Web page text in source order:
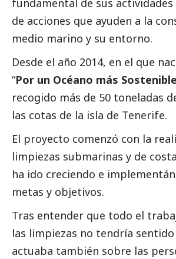
fundamental de sus
de acciones que ayuden a la
medio marino y su entorno.
Desde el año 2014, en el que
“Por un Océano más Sostenible
recogido más de 50 toneladas
las cotas de la isla de Tenerife.
El proyecto comenzó con la
limpiezas submarinas y de
ha ido creciendo e
metas y objetivos.
Tras entender que todo el
las limpiezas no tendría sentido
actuaba también sobre las